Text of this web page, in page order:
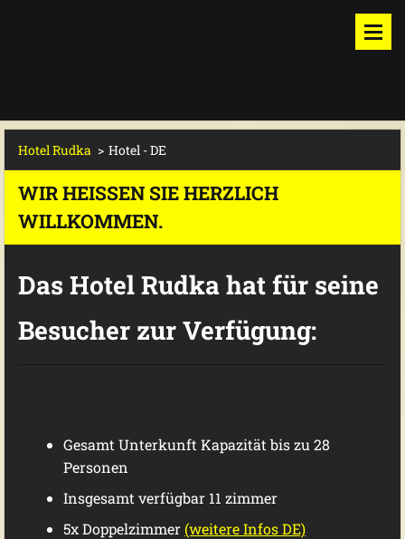
Hotel Rudka > Hotel - DE
WIR HEISSEN SIE HERZLICH W
ILLKOMMEN.
Das Hotel Rudka hat für seine
Besucher zur Verfügung:
Gesamt Unterkunft Kapazität bis zu 28
Personen
Insgesamt verfügbar 11 zimmer
5x Doppelzimmer (weitere Infos DE)